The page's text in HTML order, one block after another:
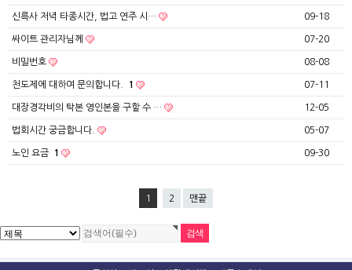
신륵사 저녁 타종시간, 법고 연주 시… 09-18
싸이트 관리자님께 07-20
비밀번호 08-08
천도제에 대하여 문의합니다. 1 07-11
대장경각비의 탁본 영인본을 구할 수 … 12-05
법회시간 궁금합니다. 05-07
노인 요금 1 09-30
1 2 맨끝